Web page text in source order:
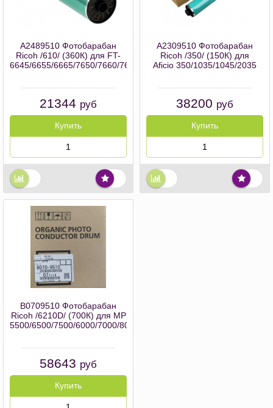
A2489510 Фотобарабан
Ricoh /610/ (360К) для FT-
6645/6655/6665/7650/7660/7670/7950/7960/7970
21344 руб
Купить
A2309510 Фотобарабан
Ricoh /350/ (150К) для
Aficio 350/1035/1045/2035
38200 руб
Купить
B0709510 Фотобарабан
Ricoh /6210D/ (700К) для MP
5500/6500/7500/6000/7000/8000/6001/7001/8001/9001/6
58643 руб
Купить